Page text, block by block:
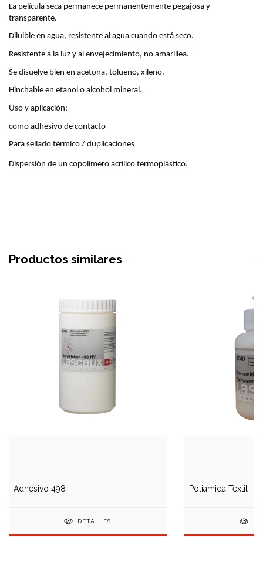
La película seca permanece permanentemente pegajosa y
transparente.
Diluible en agua, resistente al agua cuando está seco.
Resistente a la luz y al envejecimiento, no amarillea.
Se disuelve bien en acetona, tolueno, xileno.
Hinchable en etanol o alcohol mineral.
Uso y aplicación:
como adhesivo de contacto
Para sellado térmico / duplicaciones
Dispersión de un copolímero acrílico termoplástico.
Productos similares
Adhesivo 498
DETALLES
Poliamida Textil